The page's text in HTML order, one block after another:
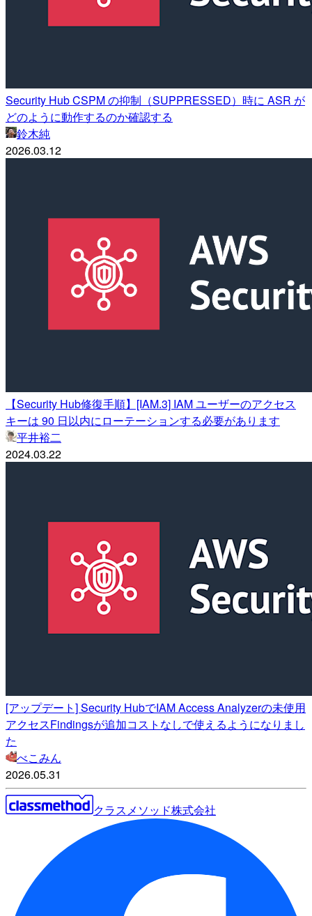
Security Hub CSPM の抑制（SUPPRESSED）時に ASR が
どのように動作するのか確認する
鈴木純
2026.03.12
【Security Hub修復手順】[IAM.3] IAM ユーザーのアクセス
キーは 90 日以内にローテーションする必要があります
平井裕二
2024.03.22
[アップデート] Security HubでIAM Access Analyzerの未使用
アクセスFindingsが追加コストなしで使えるようになりまし
た
べこみん
2026.05.31
クラスメソッド株式会社